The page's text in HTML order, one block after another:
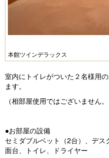
本館ツインデラックス
室内にトイレがついた２名様用
ます。
（相部屋使用ではございません。
●お部屋の設備
セミダブルベット（2台）、デ
面台、トイレ、ドライヤー